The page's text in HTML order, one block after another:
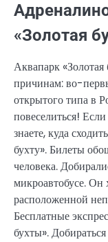
«Золотая
Аквапарк «Золотая
причинам: во-
открытого типа в
повеселиться!
знаете, куда
бухту». Билеты
человека.
микроавтобусе.
расположенной
Бесплатные
бухты».